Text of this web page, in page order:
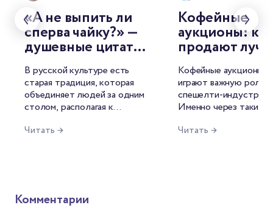
«А не выпить ли
сперва чайку?» —
душевные цитаты
о чае от
знаменитых
русских
писателей
В русской культуре есть
старая традиция, которая
объединяет людей за одним
столом, располагая к
называется она — чаепитие.
напиток нашёл отражение и
Читать →
Кофейные
аукционы: как
продают
лоты мира
Кофейные аукционы
играют важную роль в
спешелти-индустрии.
Именно через такие
рынок, формируются
Читать →
Комментарии